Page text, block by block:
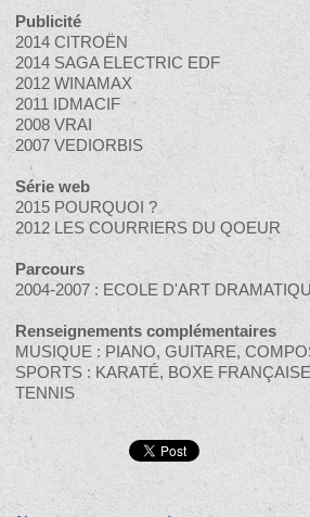
Publicité
2014 CITROËN
2014 SAGA ELECTRIC EDF
2012 WINAMAX
2011 IDMACIF
2008 VRAI
2007 VEDIORBIS
Série web
2015 POURQUOI ?
2012 LES COURRIERS DU QOEUR
Parcours
2004-2007 : ECOLE D'ART
Renseignements complémentaires
MUSIQUE : PIANO, GUITARE,
SPORTS : KARATÉ, BOXE
TENNIS